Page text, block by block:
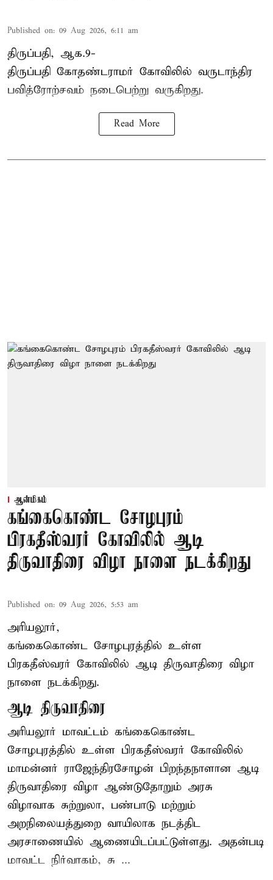
Published on: 09 Aug 2026, 6:11 am
திருப்பதி, ஆக.9-
திருப்பதி கோதண்டராமர் கோவிலில் வருடாந்திர
பவித்ரோற்சவம் நடைபெற்று வருகிறது.
Read More
ஆன்மிகம்
கங்கைகொண்ட சோழபுரம்
பிரகதீஸ்வரர் கோவிலில் ஆடி
திருவாதிரை விழா நாளை நடக்கிறது
Published on: 09 Aug 2026, 5:53 am
அரியலூர்,
கங்கைகொண்ட சோழபுரத்தில் உள்ள
பிரகதீஸ்வரர் கோவிலில் ஆடி திருவாதிரை விழா
நாளை நடக்கிறது.
ஆடி திருவாதிரை
அரியலூர் மாவட்டம் கங்கைகொண்ட
சோழபுரத்தில் உள்ள பிரகதீஸ்வரர் கோவிலில்
மாமன்னர் ராஜேந்திரசோழன் பிறந்தநாளான ஆடி
திருவாதிரை விழா ஆண்டுதோறும் அரசு
விழாவாக சுற்றுலா, பண்பாடு மற்றும்
அறநிலையத்துறை வாயிலாக நடத்திட
அரசாணையில் ஆணையிடப்பட்டுள்ளது. அதன்படி
மாவட்ட நிர்வாகம், சு ...